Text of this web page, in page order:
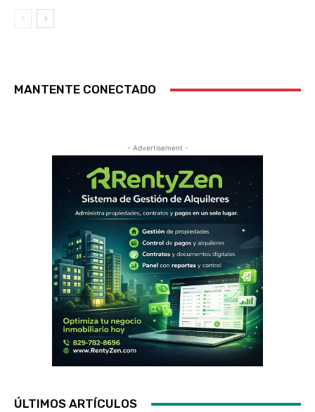
MANTENTE CONECTADO
- Advertisement -
ÚLTIMOS ARTÍCULOS